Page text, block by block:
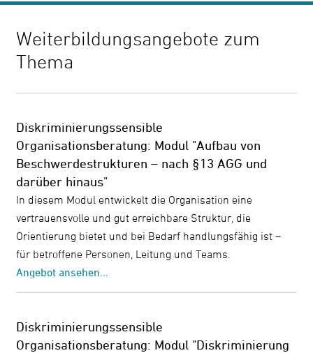
Weiterbildungsangebote zum
Thema
Diskriminierungssensible
Organisationsberatung: Modul "Aufbau von
Beschwerdestrukturen – nach §13 AGG und
darüber hinaus"
In diesem Modul entwickelt die Organisation eine
vertrauensvolle und gut erreichbare Struktur, die
Orientierung bietet und bei Bedarf handlungsfähig ist –
für betroffene Personen, Leitung und Teams.
Angebot ansehen...
Diskriminierungssensible
Organisationsberatung: Modul "Diskriminierung